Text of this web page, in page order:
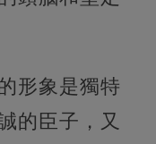
形象是獨特
的臣子，又